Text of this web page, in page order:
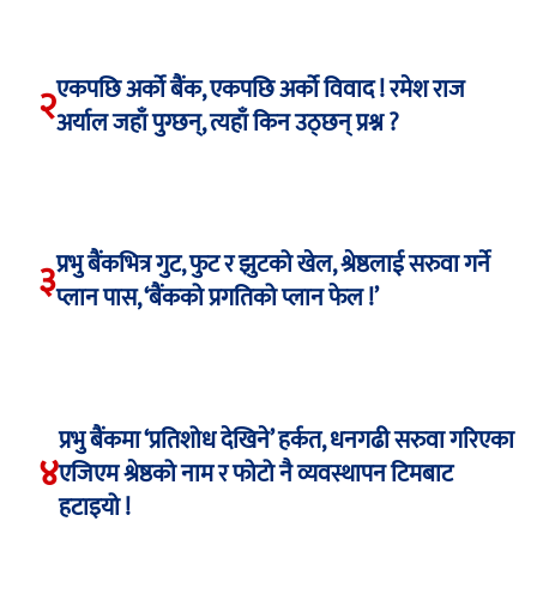
२एकपछि अर्को बैंक, एकपछि अर्को विवाद ! रमेश राज
अर्याल जहाँ पुग्छन्, त्यहाँ किन उठ्छन् प्रश्न ?
३प्रभु बैंकभित्र गुट, फुट र झुटको खेल, श्रेष्ठलाई सरुवा गर्ने
प्लान पास, ‘बैंकको प्रगतिको प्लान फेल !’
४
प्रभु बैंकमा ‘प्रतिशोध देखिने’ हर्कत, धनगढी सरुवा गरिएका
एजिएम श्रेष्ठको नाम र फोटो नै व्यवस्थापन टिमबाट
हटाइयो !